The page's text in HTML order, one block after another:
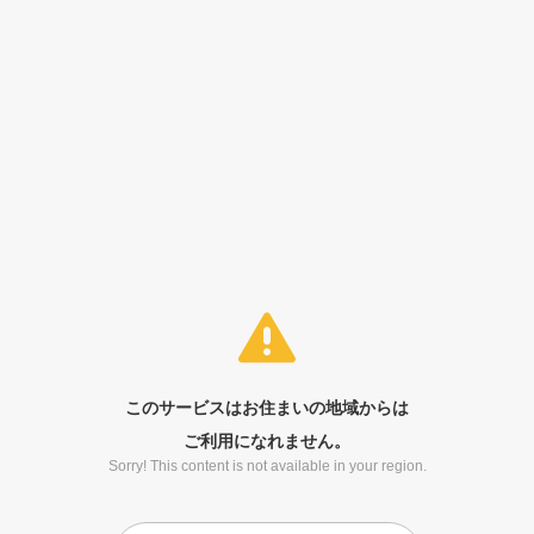
このサービスはお住まいの地域からは
ご利用になれません。
Sorry! This content is not available in your region.